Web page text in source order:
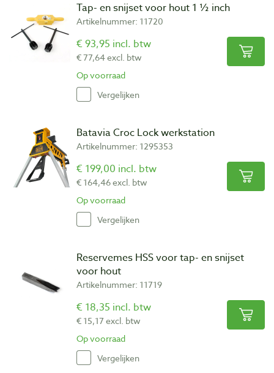
Tap- en snijset voor hout 1 ½ inch
Artikelnummer: 11720
€ 93,95 incl. btw
€ 77,64 excl. btw
Op voorraad
Vergelijken
Batavia Croc Lock werkstation
Artikelnummer: 1295353
€ 199,00 incl. btw
€ 164,46 excl. btw
Op voorraad
Vergelijken
Reservemes HSS voor tap- en snijset
voor hout
Artikelnummer: 11719
€ 18,35 incl. btw
€ 15,17 excl. btw
Op voorraad
Vergelijken